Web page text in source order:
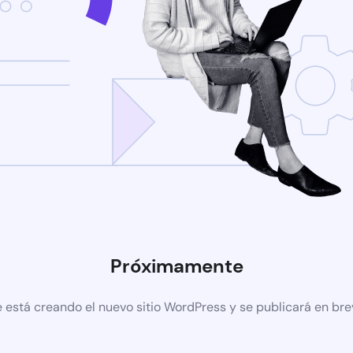
Próximamente
está creando el nuevo sitio WordPress y se publicará en